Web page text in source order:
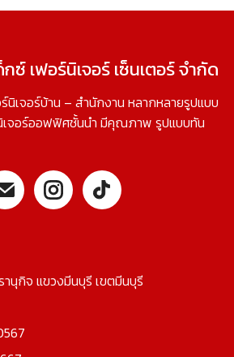
ซ์ เฟอร์นิเจอร์ เซ็นเตอร์ จำกัด
นิเจอร์บ้าน – สำนักงาน หลากหลายรูปแบบ
เจอร์ออฟฟิศชั้นนำ มีคุณภาพ รูปแบบทัน
นุกิจ แขวงมีนบุรี เขตมีนบุรี